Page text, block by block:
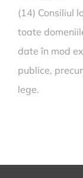
(14) Consiliul
toate
date în mod
publice,
lege.